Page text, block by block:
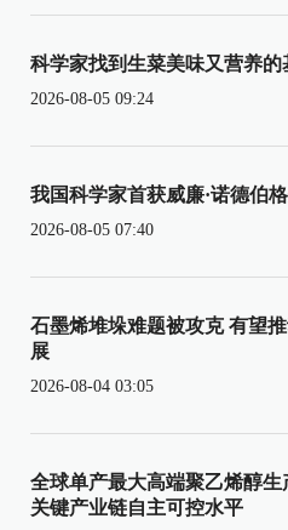
科学家找到生菜美味又营养的
2026-08-05 09:24
我国科学家首获威廉·诺德伯
2026-08-05 07:40
石墨烯堆垛难题被攻克 有望
展
2026-08-04 03:05
全球单产最大高端聚乙烯醇
关键产业链自主可控水平